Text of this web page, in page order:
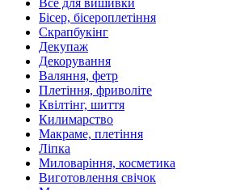
Бісер, бісероплетіння
Скрапбукінг
Декупаж
Декорування
Валяння, фетр
Плетіння, фриволіте
Квілтінг, шиття
Килимарство
Макраме, плетіння
Ліпка
Миловаріння, косметика
Виготовлення свічок